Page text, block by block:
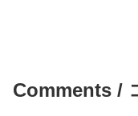
Comments /